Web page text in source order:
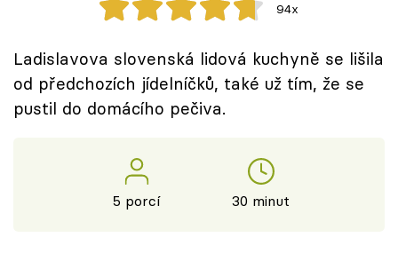
Sledujte prima+
94x
Ladislavova slovenská lidová kuchyně se lišila
od předchozích jídelníčků, také už tím, že se
pustil do domácího pečiva.
5 porcí 30 minut